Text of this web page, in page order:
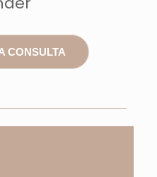
CONSULTA